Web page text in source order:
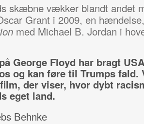
skæbne vækker blandt andet
Grant i 2009, en
med Michael B. Jordan i
George Floyd har bragt
og kan føre til Trumps fald.
der viser, hvor dybt
eget land.
Behnke